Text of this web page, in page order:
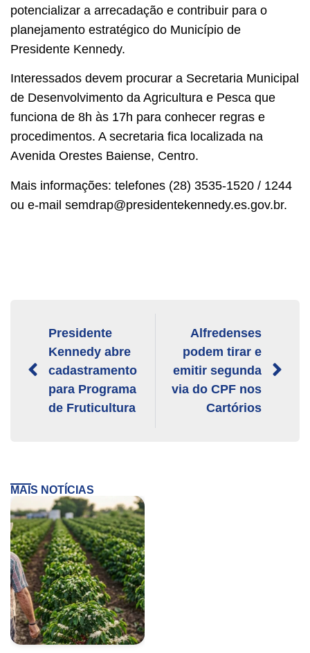
potencializar a arrecadação e contribuir para o
planejamento estratégico do Município de
Presidente Kennedy.
Interessados devem procurar a Secretaria Municipal
de Desenvolvimento da Agricultura e Pesca que
funciona de 8h às 17h para conhecer regras e
procedimentos. A secretaria fica localizada na
Avenida Orestes Baiense, Centro.
Mais informações: telefones (28) 3535-1520 / 1244
ou e-mail semdrap@presidentekennedy.es.gov.br.
Presidente
Kennedy abre
cadastramento
para Programa
de Fruticultura
Alfredenses
podem tirar e
emitir segunda
via do CPF nos
Cartórios
MAIS NOTÍCIAS